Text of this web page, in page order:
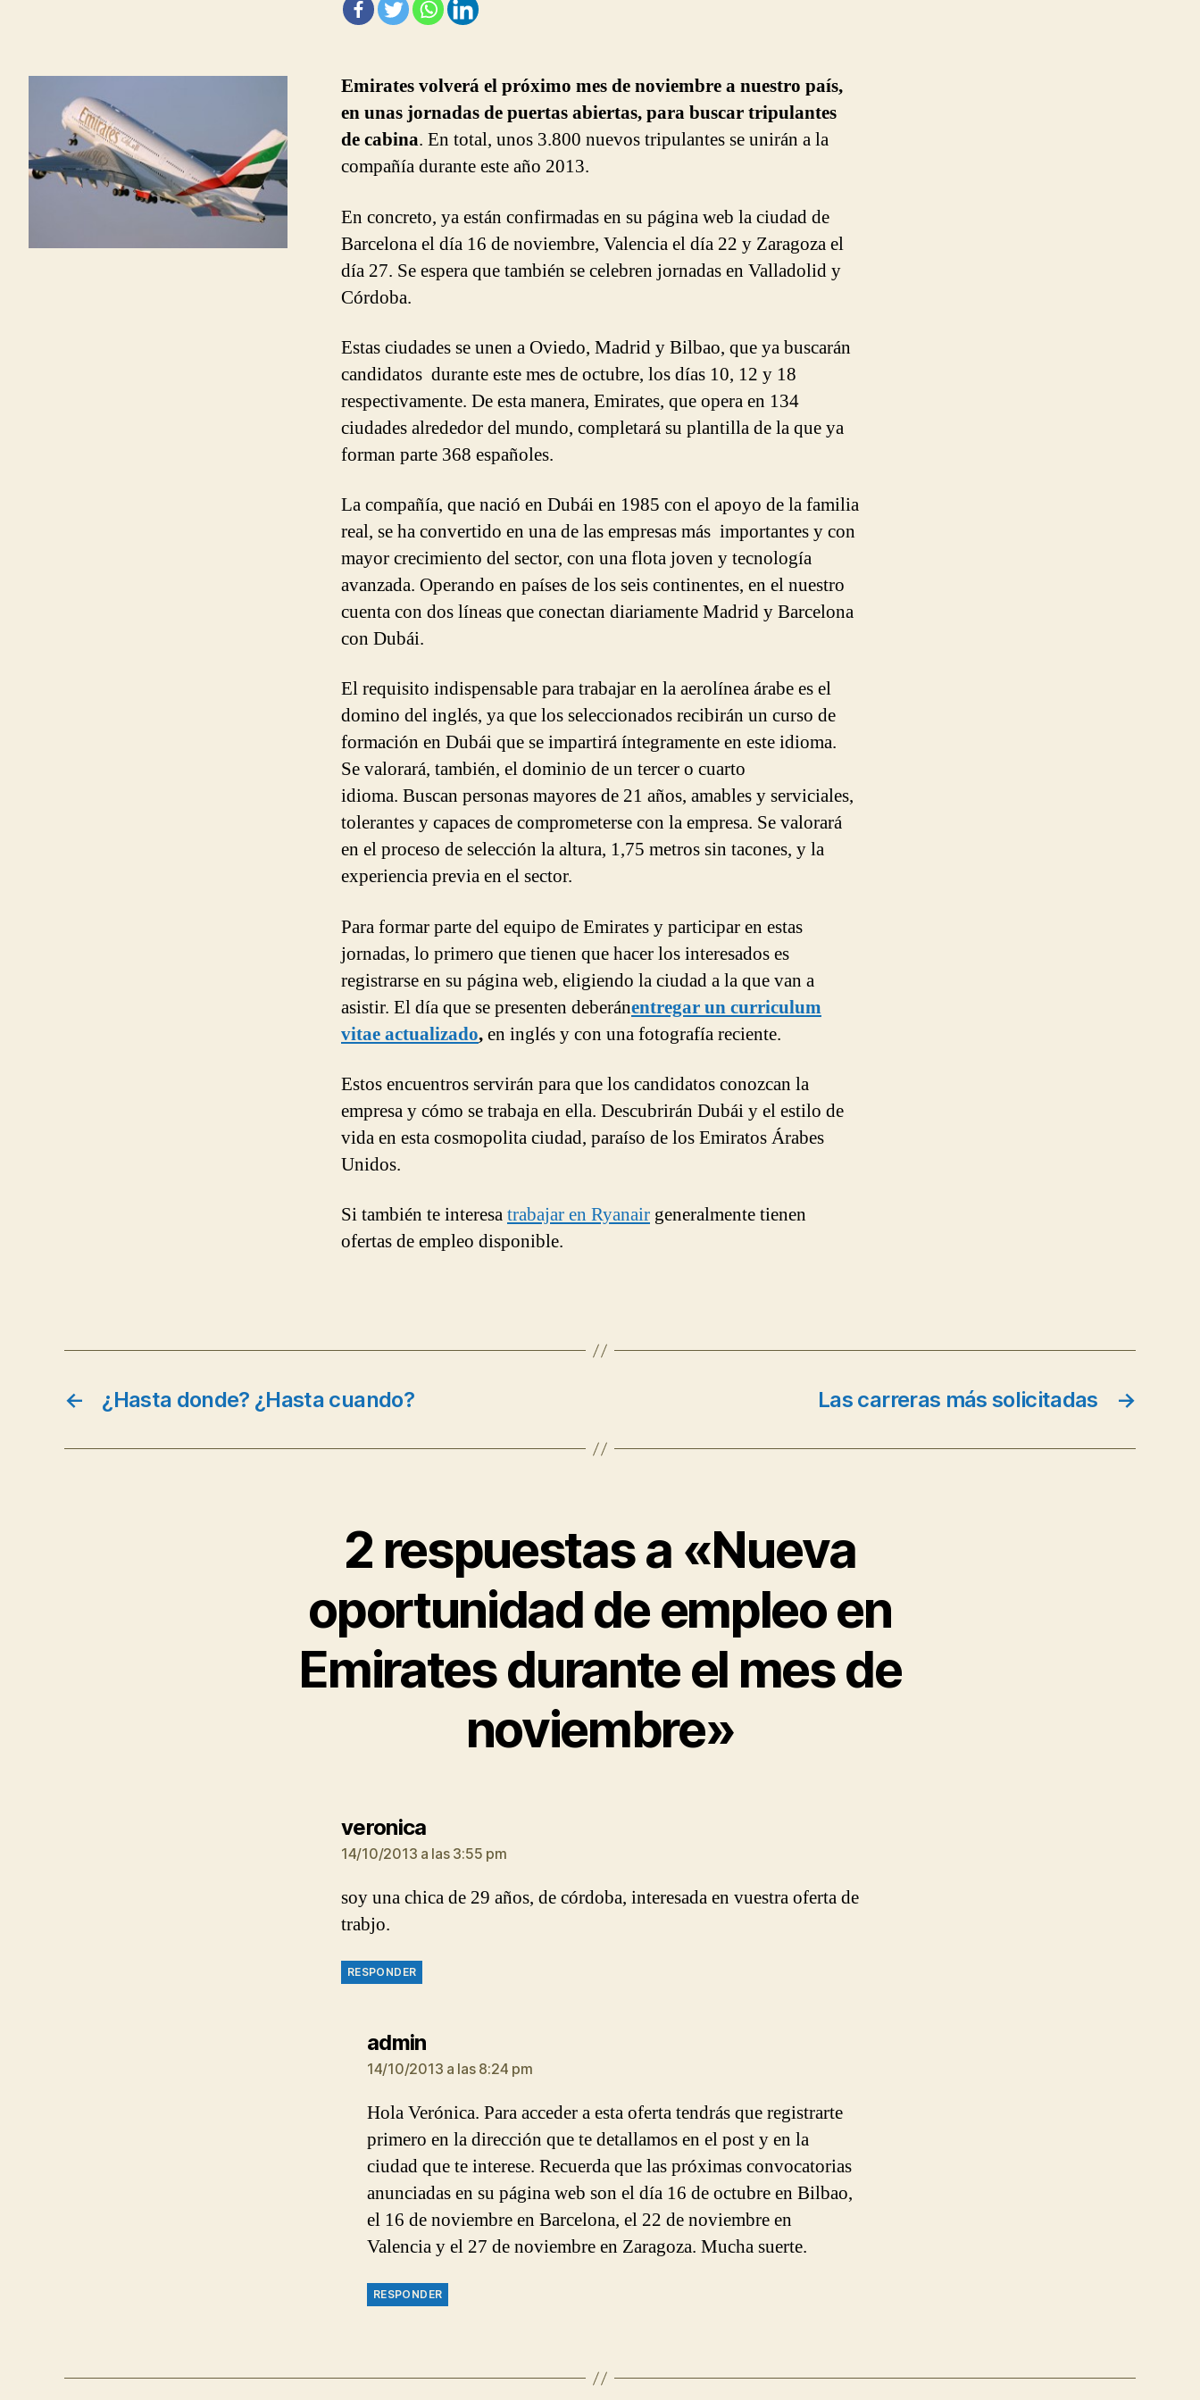
Emirates volverá el próximo mes de noviembre a nuestro país,
en unas jornadas de puertas abiertas, para buscar tripulantes
de cabina. En total, unos 3.800 nuevos tripulantes se unirán a la
compañía durante este año 2013.
En concreto, ya están confirmadas en su página web la ciudad de
Barcelona el día 16 de noviembre, Valencia el día 22 y Zaragoza el
día 27. Se espera que también se celebren jornadas en Valladolid y
Córdoba.
Estas ciudades se unen a Oviedo, Madrid y Bilbao, que ya buscarán
candidatos durante este mes de octubre, los días 10, 12 y 18
respectivamente. De esta manera, Emirates, que opera en 134
ciudades alrededor del mundo, completará su plantilla de la que ya
forman parte 368 españoles.
La compañía, que nació en Dubái en 1985 con el apoyo de la familia
real, se ha convertido en una de las empresas más importantes y con
mayor crecimiento del sector, con una flota joven y tecnología
avanzada. Operando en países de los seis continentes, en el nuestro
cuenta con dos líneas que conectan diariamente Madrid y Barcelona
con Dubái.
El requisito indispensable para trabajar en la aerolínea árabe es el
domino del inglés, ya que los seleccionados recibirán un curso de
formación en Dubái que se impartirá íntegramente en este idioma.
Se valorará, también, el dominio de un tercer o cuarto
idioma. Buscan personas mayores de 21 años, amables y serviciales,
tolerantes y capaces de comprometerse con la empresa. Se valorará
en el proceso de selección la altura, 1,75 metros sin tacones, y la
experiencia previa en el sector.
Para formar parte del equipo de Emirates y participar en estas
jornadas, lo primero que tienen que hacer los interesados es
registrarse en su página web, eligiendo la ciudad a la que van a
asistir. El día que se presenten deberánentregar un curriculum
vitae actualizado,en inglés y con una fotografía reciente.
Estos encuentros servirán para que los candidatos conozcan la
empresa y cómo se trabaja en ella. Descubrirán Dubái y el estilo de
vida en esta cosmopolita ciudad, paraíso de los Emiratos Árabes
Unidos.
Si también te interesatrabajar en Ryanair generalmente tienen
ofertas de empleo disponible.
← ¿Hasta donde? ¿Hasta cuando? →
Las carreras más solicitadas
2 respuestas a «Nueva
oportunidad de empleo en
Emirates durante el mes de
noviembre»
veronicadice:
14/10/2013 a las 3:55 pm
soy una chica de 29 años, de córdoba, interesada en vuestra oferta de
trabjo.
RESPONDER
admindice:
14/10/2013 a las 8:24 pm
Hola Verónica. Para acceder a esta oferta tendrás que registrarte
primero en la dirección que te detallamos en el post y en la
ciudad que te interese. Recuerda que las próximas convocatorias
anunciadas en su página web son el día 16 de octubre en Bilbao,
el 16 de noviembre en Barcelona, el 22 de noviembre en
Valencia y el 27 de noviembre en Zaragoza. Mucha suerte.
RESPONDER